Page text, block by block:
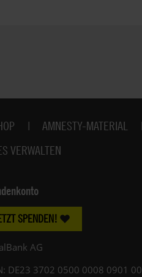
AMNESTY-MATERIAL
VERWALTEN
SPENDEN!
AG
DE23 3702 0500 0008 0901 00